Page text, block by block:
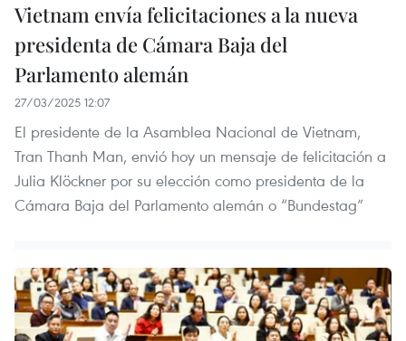
Vietnam envía felicitaciones a la nueva
presidenta de Cámara Baja del
Parlamento alemán
27/03/2025 12:07
El presidente de la Asamblea Nacional de Vietnam,
Tran Thanh Man, envió hoy un mensaje de felicitación a
Julia Klöckner por su elección como presidenta de la
Cámara Baja del Parlamento alemán o “Bundestag”